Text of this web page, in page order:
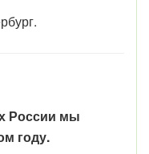
России мы
году.